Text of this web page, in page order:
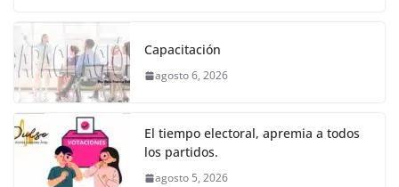
k
c
e
b
o
o
k
itt
er s
A
p
e
n
er
Capacitación
agosto 6, 2026
El tiempo electoral, apremia a todos
los partidos.
agosto 5, 2026